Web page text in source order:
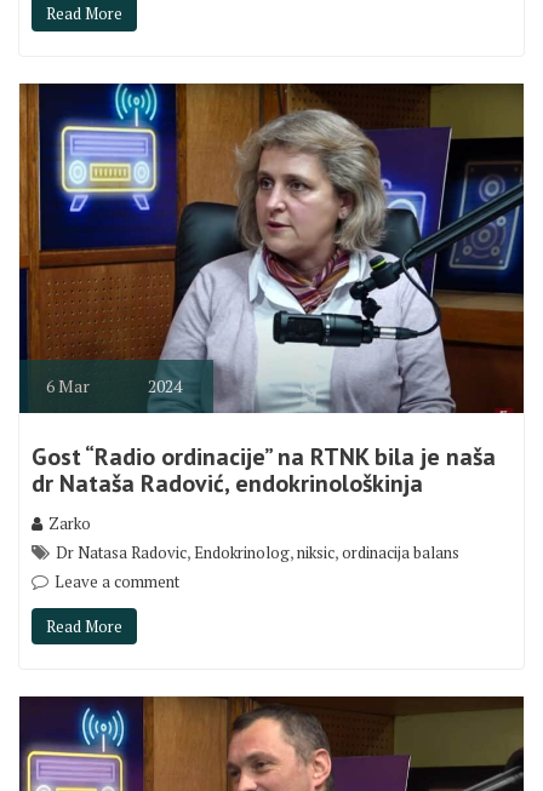
Read More
6Mar 2024
Gost “Radio ordinacije” na RTNK bila je naša
dr Nataša Radović, endokrinološkinja
Zarko
Dr Natasa Radovic,Endokrinolog,niksic,ordinacija balans
Leave a comment
Read More